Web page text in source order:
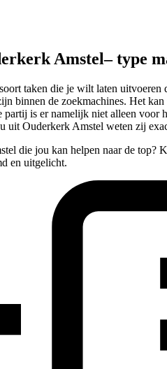
Amstel– type
taken die je wilt laten
binnen de zoekmachines. Het
is er namelijk niet alleen voor
uit Ouderkerk Amstel weten zij
die jou kan helpen naar de top?
en uitgelicht.